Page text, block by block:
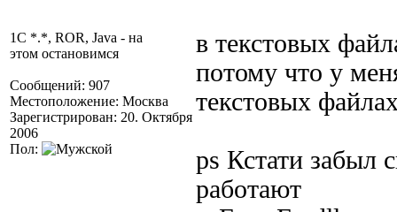
1C *.*, ROR, Java - на
этом остановимся
Сообщений: 907
Местоположение: Москва
Зарегистрирован: 20. Октября
2006
Пол:
в текстовых
потому что у
текстовых
ps Кстати забыл
работают